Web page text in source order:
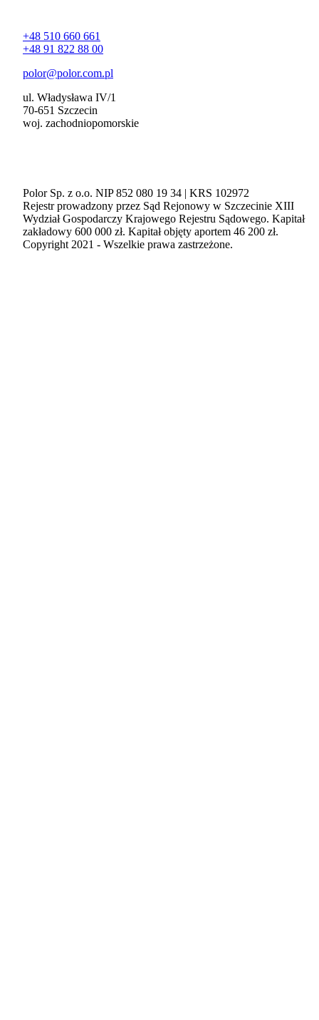
+48 510 660 661
+48 91 822 88 00
polor@polor.com.pl
ul. Władysława IV/1
70-651 Szczecin
woj. zachodniopomorskie
Polor Sp. z o.o. NIP 852 080 19 34 | KRS 102972
Rejestr prowadzony przez Sąd Rejonowy w Szczecinie XIII
Wydział Gospodarczy Krajowego Rejestru Sądowego. Kapitał
zakładowy 600 000 zł. Kapitał objęty aportem 46 200 zł.
Copyright 2021 - Wszelkie prawa zastrzeżone.